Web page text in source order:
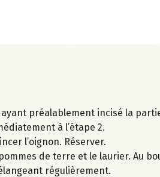
préalablement incisé la
à l’étape 2.
l’oignon. Réserver.
de terre et le laurier. Au
régulièrement.